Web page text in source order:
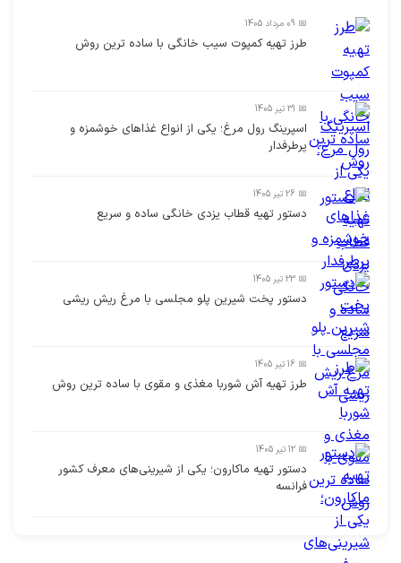
📅 09 مرداد 1405
طرز تهیه کمپوت سیب خانگی با ساده ترین روش
📅 31 تیر 1405
اسپرینگ رول مرغ؛ یکی از انواع غذاهای خوشمزه و
پرطرفدار
📅 26 تیر 1405
دستور تهیه قطاب یزدی خانگی ساده و سریع
📅 23 تیر 1405
دستور پخت شیرین پلو مجلسی با مرغ ریش ریشی
📅 16 تیر 1405
طرز تهیه آش شوربا مغذی و مقوی با ساده ترین روش
📅 12 تیر 1405
دستور تهیه ماکارون؛ یکی از شیرینی‌های معرف کشور
فرانسه